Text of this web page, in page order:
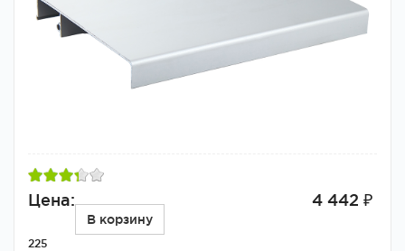
Цена: 4 442 ₽
В корзину
225